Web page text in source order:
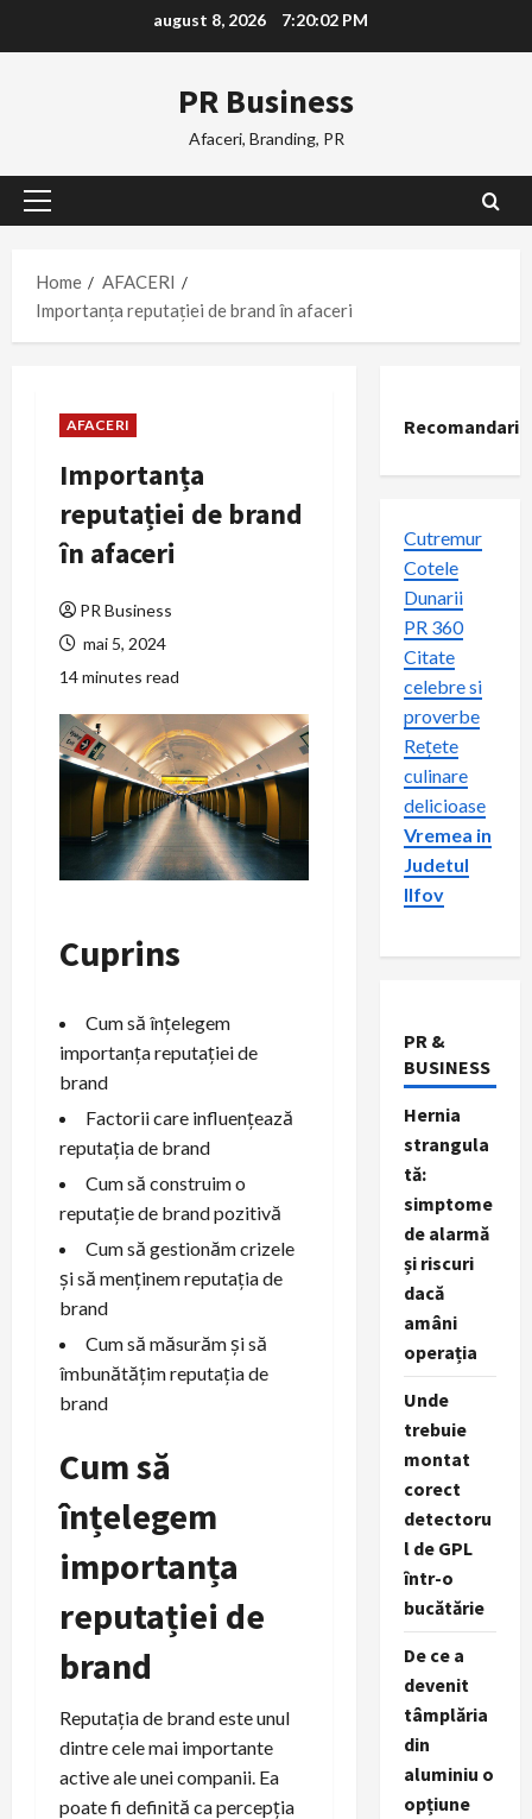
august 8, 2026 7:20:03 PM
PR Business
Afaceri, Branding, PR
Primary
Home
AFACERI
Importanța reputației de brand în afaceri
AFACERI
Importanța
reputației de brand
în afaceri
PR Business
mai 5, 2024
14 minutes read
Cuprins
Cum să înțelegem
importanța reputației de
brand
Factorii care influențează
reputația de brand
Cum să construim o
reputație de brand pozitivă
Cum să gestionăm crizele
și să menținem reputația de
brand
Cum să măsurăm și să
îmbunătățim reputația de
brand
Cum să
înțelegem
importanța
reputației de
brand
Reputația de brand este unul
dintre cele mai importante
active ale unei companii. Ea
poate fi definită ca percepția
Recomandari
Cutremur
Cotele
Dunarii
PR 360
Citate
celebre si
proverbe
Rețete
culinare
delicioase
Vremea in
Judetul
Ilfov
PR &
BUSINESS
Hernia
strangula
tă:
simptome
de alarmă
și riscuri
dacă
amâni
operația
Unde
trebuie
montat
corect
detectoru
l de GPL
într-o
bucătărie
De ce a
devenit
tâmplăria
din
aluminiu o
opțiune